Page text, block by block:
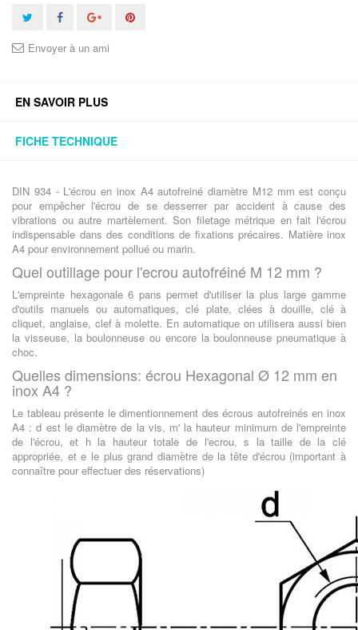
Envoyer à un ami
EN SAVOIR PLUS
FICHE TECHNIQUE
DIN 934 - L'écrou en inox A4 autofreiné diamètre M12 mm est conçu
pour empêcher l'écrou de se desserrer par accident à cause des
vibrations ou autre martèlement. Son filetage métrique en fait l'écrou
indispensable dans des conditions de fixations précaires. Matière inox
A4 pour environnement pollué ou marin.
Quel outillage pour l'ecrou autofréiné M 12 mm ?
L'empreinte hexagonale 6 pans permet d'utiliser la plus large gamme
d'outils manuels ou automatiques, clé plate, clées à douille, clé à
cliquet, anglaise, clef à molette. En automatique on utilisera aussi bien
la visseuse, la boulonneuse ou encore la boulonneuse pneumatique à
choc.
Quelles dimensions: écrou Hexagonal Ø 12 mm en
inox A4 ?
Le tableau présente le dimentionnement des écrous autofreinés en inox
A4 : d est le diamètre de la vis, m' la hauteur minimum de l'empreinte
de l'écrou, et h la hauteur totale de l'ecrou, s la taille de la clé
appropriée, et e le plus grand diamètre de la tête d'écrou (important à
connaître pour effectuer des réservations)